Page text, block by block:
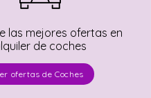
las mejores ofertas en
de coches
ofertas de Coches